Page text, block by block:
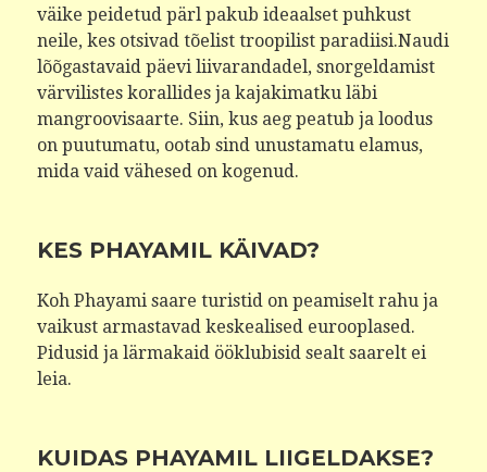
väike peidetud pärl pakub ideaalset puhkust
neile, kes otsivad tõelist troopilist paradiisi.Naudi
lõõgastavaid päevi liivarandadel, snorgeldamist
värvilistes korallides ja kajakimatku läbi
mangroovisaarte. Siin, kus aeg peatub ja loodus
on puutumatu, ootab sind unustamatu elamus,
mida vaid vähesed on kogenud.
KES PHAYAMIL KÄIVAD?
Koh Phayami saare turistid on peamiselt rahu ja
vaikust armastavad keskealised eurooplased.
Pidusid ja lärmakaid ööklubisid sealt saarelt ei
leia.
KUIDAS PHAYAMIL LIIGELDAKSE?